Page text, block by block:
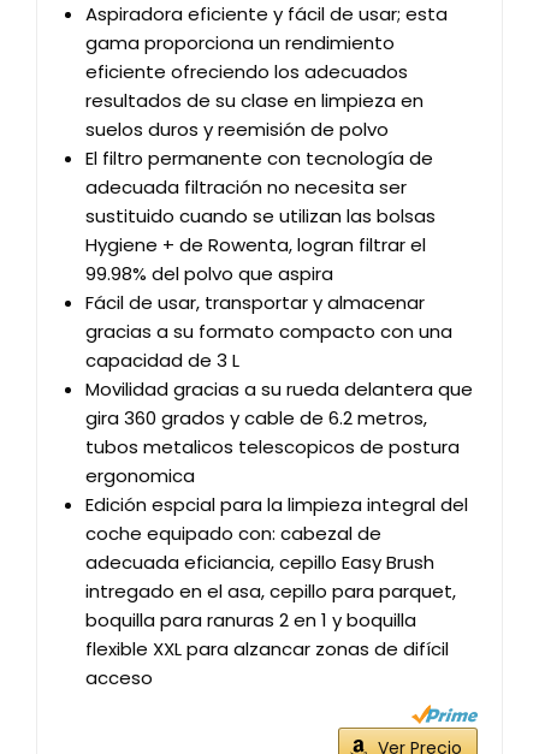
Aspiradora eficiente y fácil de usar; esta
gama proporciona un rendimiento
eficiente ofreciendo los adecuados
resultados de su clase en limpieza en
suelos duros y reemisión de polvo
El filtro permanente con tecnología de
adecuada filtración no necesita ser
sustituido cuando se utilizan las bolsas
Hygiene + de Rowenta, logran filtrar el
99.98% del polvo que aspira
Fácil de usar, transportar y almacenar
gracias a su formato compacto con una
capacidad de 3 L
Movilidad gracias a su rueda delantera que
gira 360 grados y cable de 6.2 metros,
tubos metalicos telescopicos de postura
ergonomica
Edición espcial para la limpieza integral del
coche equipado con: cabezal de
adecuada eficiancia, cepillo Easy Brush
intregado en el asa, cepillo para parquet,
boquilla para ranuras 2 en 1 y boquilla
flexible XXL para alzancar zonas de difícil
acceso
Ver Precio